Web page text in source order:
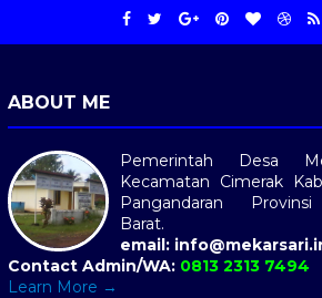
ABOUT ME
Pemerintah Desa
Kecamatan Cimerak
Pangandaran
Barat.
email:
Contact Admin/WA: 0813 2313 7494
Learn More →